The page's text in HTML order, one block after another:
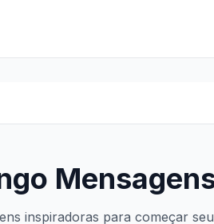
inspiradoras para começar